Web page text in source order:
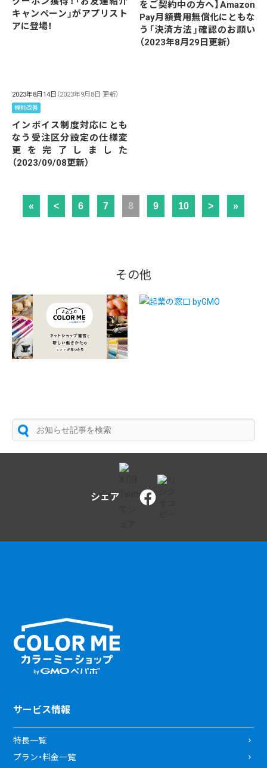
キャンペーン」がアプリスト
アに登場！
をご契約中の方へ】Amazon
Pay月額費用無償化にともな
う「決済方法」確認のお願い
（2023年8月29日更新）
2023年8月14日 （2023年9月8日 更新）
機能改善
インボイス制度対応にとも
なう受注区分設定の仕様変
更を完了しました
（2023/09/08更新）
« < 6 7 8 9 10 > »
その他
シェア
サービス情報
特長一覧
プラン・料金一覧